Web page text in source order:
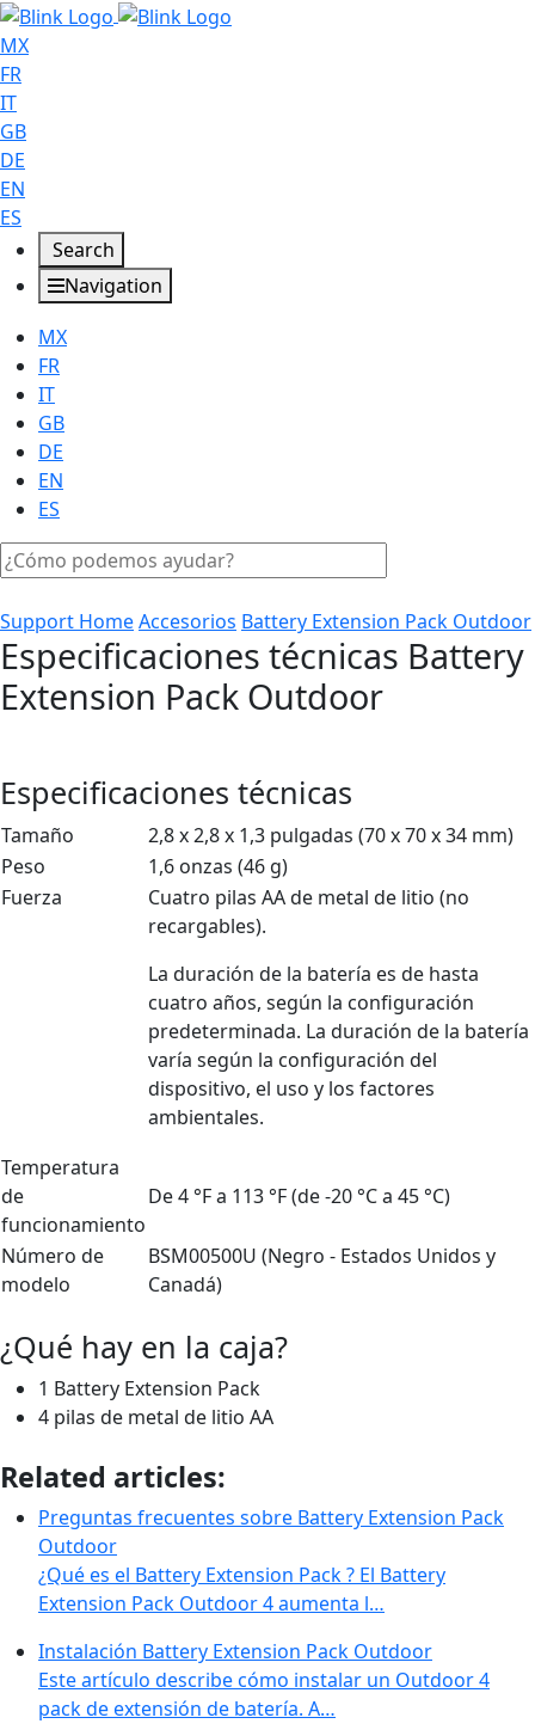
MX
FR
IT
GB
DE
EN
ES
Search
Navigation
MX
FR
IT
GB
DE
EN
ES
Support HomeAccesorios Battery Extension Pack Outdoor
Especificaciones técnicas Battery
Extension Pack Outdoor
Especificaciones técnicas
Tamaño
2,8 x 2,8 x 1,3 pulgadas (70 x 70 x 34 mm)
Peso
1,6 onzas (46 g)
Fuerza
Cuatro pilas AA de metal de litio (no
recargables).
La duración de la batería es de hasta
cuatro años, según la configuración
predeterminada. La duración de la batería
varía según la configuración del
dispositivo, el uso y los factores
ambientales.
Temperatura
de
funcionamiento
De 4 °F a 113 °F (de -20 °C a 45 °C)
Número de
modelo
BSM00500U (Negro - Estados Unidos y
Canadá)
¿Qué hay en la caja?
1 Battery Extension Pack
4 pilas de metal de litio AA
Related articles:
Preguntas frecuentes sobre Battery Extension Pack
Outdoor
¿Qué es el Battery Extension Pack ? El Battery
Extension Pack Outdoor 4 aumenta l…
Instalación Battery Extension Pack Outdoor
Este artículo describe cómo instalar un Outdoor 4
pack de extensión de batería. A…